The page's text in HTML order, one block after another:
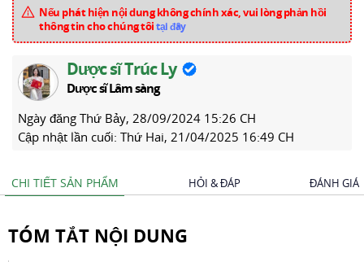
Nếu phát hiện nội dung không chính xác, vui lòng phản hồi
thông tin cho chúng tôitại đây
Dược sĩ Trúc Ly
Dược sĩ Lâm sàng
Ngày đăng Thứ Bảy, 28/09/2024 15:26 CH
Cập nhật lần cuối: Thứ Hai, 21/04/2025 16:49 CH
CHI TIẾT SẢN PHẨM HỎI & ĐÁP ĐÁNH GIÁ
TÓM TẮT NỘI DUNG